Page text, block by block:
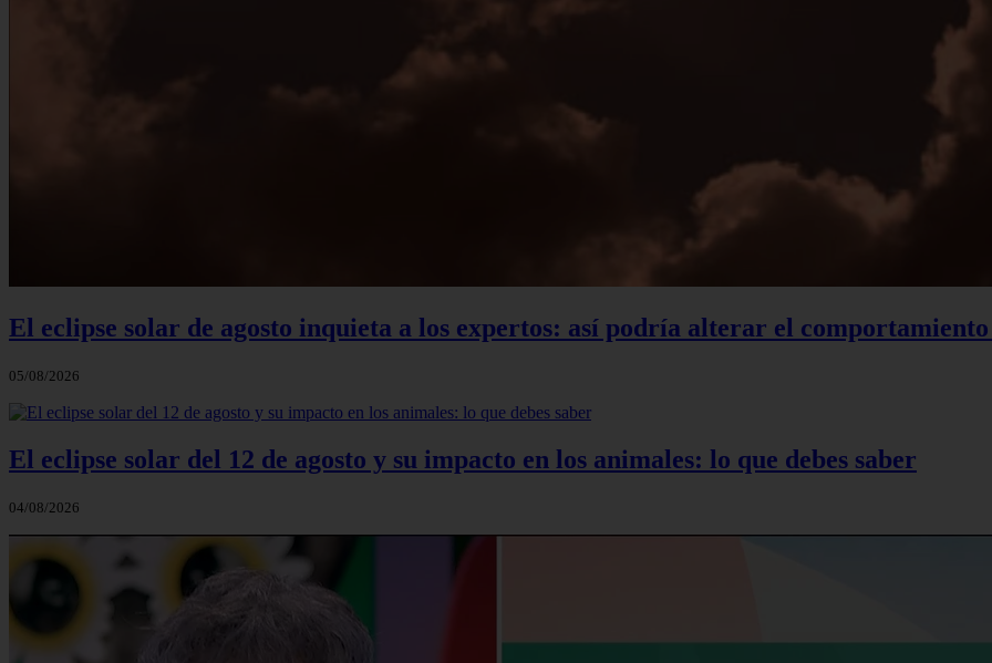
El eclipse solar de agosto inquieta a los expertos: así podría alterar el
05/08/2026
El eclipse solar del 12 de agosto y su impacto en los animales: lo que debes saber
04/08/2026